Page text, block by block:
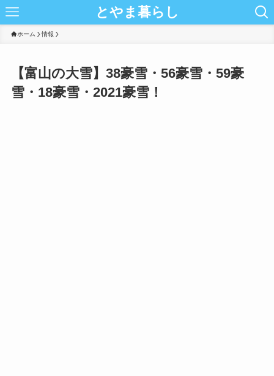
とやま暮らし
ホーム 情報
【富山の大雪】38豪雪・56豪雪・59豪
雪・18豪雪・2021豪雪！